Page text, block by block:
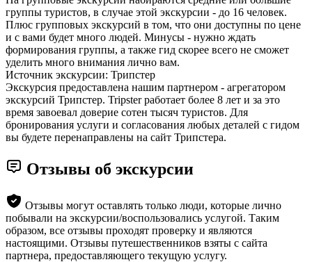
группы туристов, в случае этой экскурсии - до 16 человек.
Плюс групповых экскурсий в том, что они доступны по цене
и с вами будет много людей. Минусы - нужно ждать
формирования группы, а также гид скорее всего не сможет
уделить много внимания лично вам.
Источник экскурсии: Трипстер
Экскурсия предоставлена нашим партнером - агрегатором
экскурсий Трипстер. Tripster работает более 8 лет и за это
время завоевал доверие сотен тысяч туристов. Для
бронирования услуги и согласования любых деталей с гидом
вы будете перенаправлены на сайт Трипстера.
Отзывы об экскурсии
Отзывы могут оставлять только люди, которые лично
побывали на экскурсии/воспользовались услугой. Таким
образом, все отзывы проходят проверку и являются
настоящими. Отзывы путешественников взяты с сайта
партнера, предоставляющего текущую услугу.